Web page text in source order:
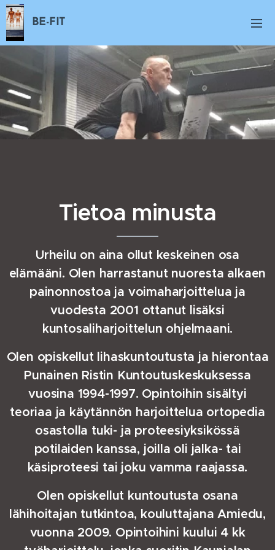
BE-FIT
Tietoa minusta
Urheilu on aina ollut keskeinen osa
elämääni. Olen harrastanut nuoresta alkaen
painonnostoa ja voimaharjoittelua ja
vuodesta 2001 ottanut lisäksi
kuntosaliharjoittelun ohjelmaani.
Olen opiskellut lihaskuntoutusta ja hierontaa
Punainen Ristin Kuntoutuskeskuksessa
vuosina 1994-1997. Opintoihin sisältyi
teoriaa ja käytännön harjoittelua ortopedia
osastolla tuki- ja proteesiyksikössä
potilaiden kanssa, joilla oli jalka- tai
käsiproteesi tai joku vamma raajassa.
Olen opiskellut kuntoutusta osana
lähihoitajan tutkintoa, kouluttajana Amiedu,
vuonna 2009. Opintoihini kuului 4 kk